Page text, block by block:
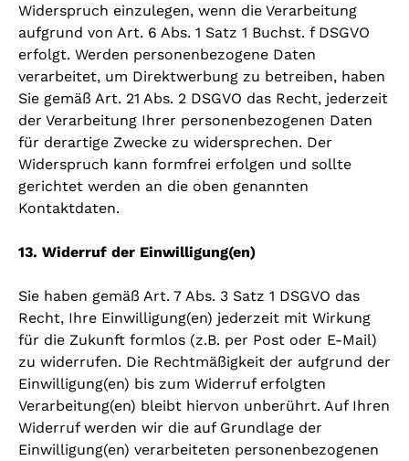
Widerspruch einzulegen, wenn die Verarbeitung
aufgrund von Art. 6 Abs. 1 Satz 1 Buchst. f DSGVO
erfolgt. Werden personenbezogene Daten
verarbeitet, um Direktwerbung zu betreiben, haben
Sie gemäß Art. 21 Abs. 2 DSGVO das Recht, jederzeit
der Verarbeitung Ihrer personenbezogenen Daten
für derartige Zwecke zu widersprechen. Der
Widerspruch kann formfrei erfolgen und sollte
gerichtet werden an die oben genannten
Kontaktdaten.
13. Widerruf der Einwilligung(en)
Sie haben gemäß Art. 7 Abs. 3 Satz 1 DSGVO das
Recht, Ihre Einwilligung(en) jederzeit mit Wirkung
für die Zukunft formlos (z.B. per Post oder E-Mail)
zu widerrufen. Die Rechtmäßigkeit der aufgrund der
Einwilligung(en) bis zum Widerruf erfolgten
Verarbeitung(en) bleibt hiervon unberührt. Auf Ihren
Widerruf werden wir die auf Grundlage der
Einwilligung(en) verarbeiteten personenbezogenen